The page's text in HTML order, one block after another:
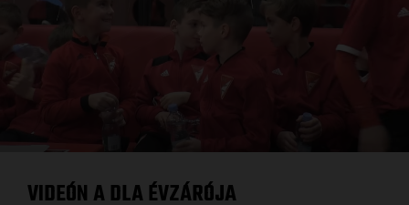
VIDEÓN A DLA ÉVZÁRÓJA